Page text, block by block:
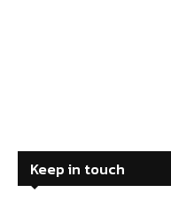
Keep in touch